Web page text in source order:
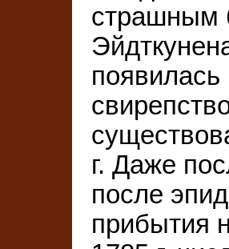
страшным
г. Даже
после
прибытия